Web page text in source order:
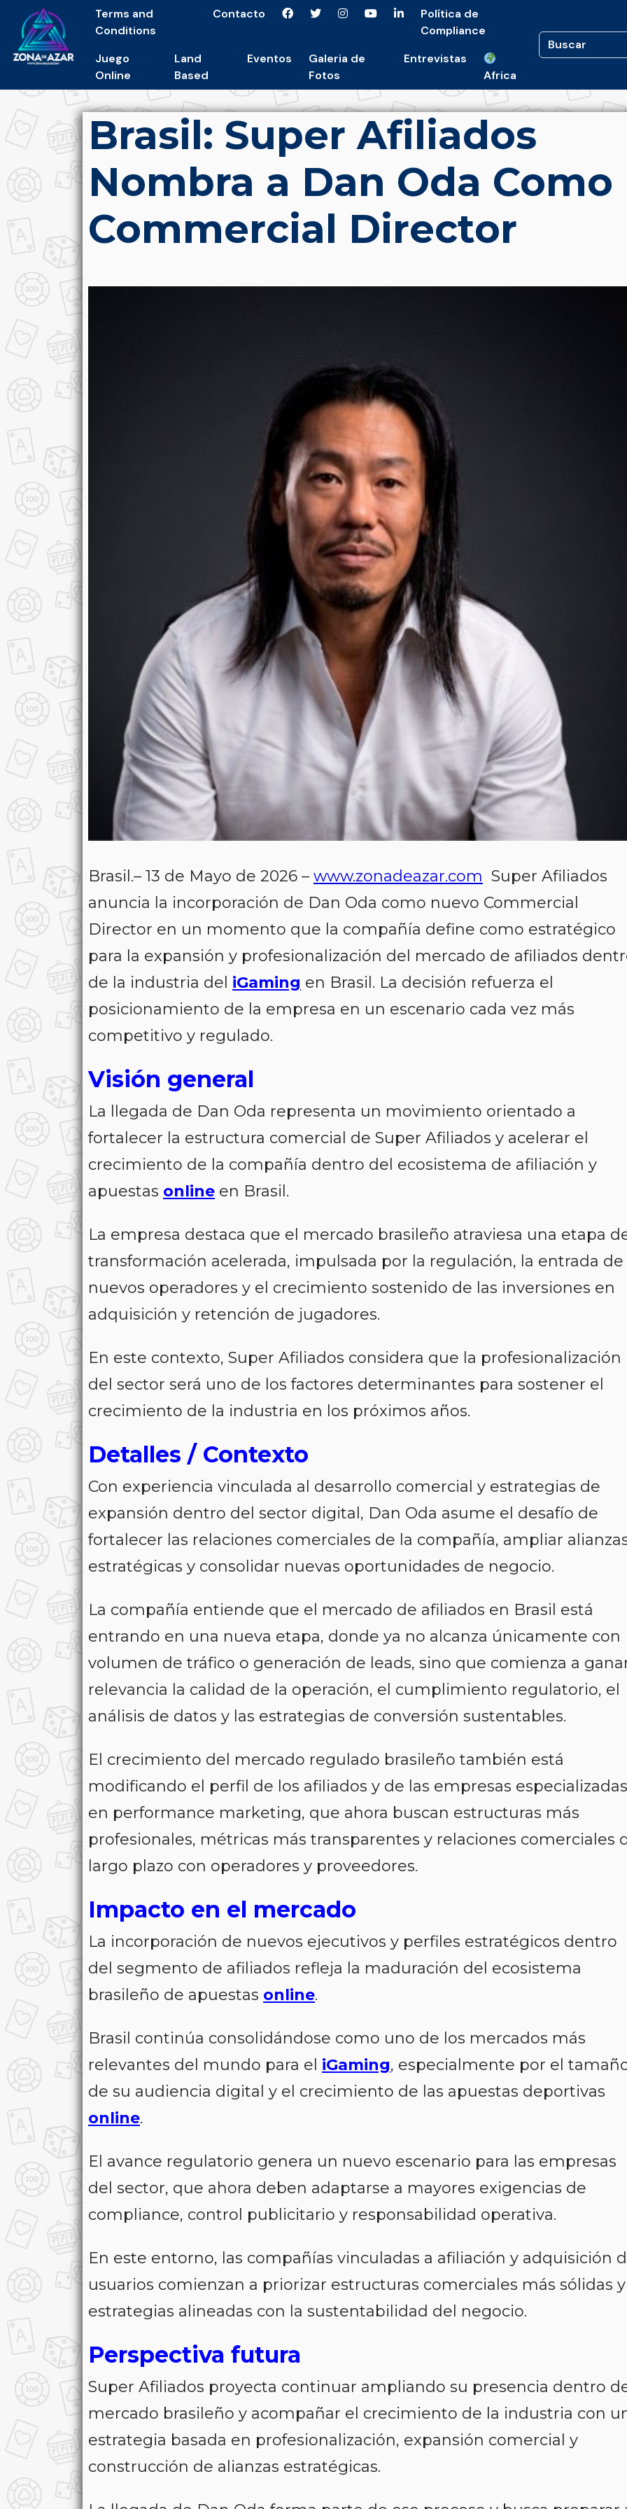
Terms and
Conditions
Contacto
Política de
Compliance
Juego
Online
Land
Based
Eventos
Galeria de
Fotos
Entrevistas
Africa
Brasil: Super Afiliados
Nombra a Dan Oda Como
Commercial Director
Brasil.– 13 de Mayo de 2026 – www.zonadeazar.com Super Afiliados
anuncia la incorporación de Dan Oda como nuevo Commercial
Director en un momento que la compañía define como estratégico
para la expansión y profesionalización del mercado de afiliados
de la industria del iGaming en Brasil. La decisión refuerza el
posicionamiento de la empresa en un escenario cada vez más
competitivo y regulado.
Visión general
La llegada de Dan Oda representa un movimiento orientado a
fortalecer la estructura comercial de Super Afiliados y acelerar el
crecimiento de la compañía dentro del ecosistema de afiliación y
apuestas online en Brasil.
La empresa destaca que el mercado brasileño atraviesa una etapa
transformación acelerada, impulsada por la regulación, la entrada de
nuevos operadores y el crecimiento sostenido de las inversiones en
adquisición y retención de jugadores.
En este contexto, Super Afiliados considera que la profesionalización
del sector será uno de los factores determinantes para sostener el
crecimiento de la industria en los próximos años.
Detalles / Contexto
Con experiencia vinculada al desarrollo comercial y estrategias de
expansión dentro del sector digital, Dan Oda asume el desafío de
fortalecer las relaciones comerciales de la compañía, ampliar
estratégicas y consolidar nuevas oportunidades de negocio.
La compañía entiende que el mercado de afiliados en Brasil está
entrando en una nueva etapa, donde ya no alcanza únicamente con
volumen de tráfico o generación de leads, sino que comienza a
relevancia la calidad de la operación, el cumplimiento regulatorio, el
análisis de datos y las estrategias de conversión sustentables.
El crecimiento del mercado regulado brasileño también está
modificando el perfil de los afiliados y de las empresas especializadas
en performance marketing, que ahora buscan estructuras más
profesionales, métricas más transparentes y relaciones comerciales
largo plazo con operadores y proveedores.
Impacto en el mercado
La incorporación de nuevos ejecutivos y perfiles estratégicos dentro
del segmento de afiliados refleja la maduración del ecosistema
brasileño de apuestas online.
Brasil continúa consolidándose como uno de los mercados más
relevantes del mundo para el iGaming, especialmente por el
de su audiencia digital y el crecimiento de las apuestas deportivas
online.
El avance regulatorio genera un nuevo escenario para las empresas
del sector, que ahora deben adaptarse a mayores exigencias de
compliance, control publicitario y responsabilidad operativa.
En este entorno, las compañías vinculadas a afiliación y adquisición
usuarios comienzan a priorizar estructuras comerciales más sólidas y
estrategias alineadas con la sustentabilidad del negocio.
Perspectiva futura
Super Afiliados proyecta continuar ampliando su presencia dentro
mercado brasileño y acompañar el crecimiento de la industria con
estrategia basada en profesionalización, expansión comercial y
construcción de alianzas estratégicas.